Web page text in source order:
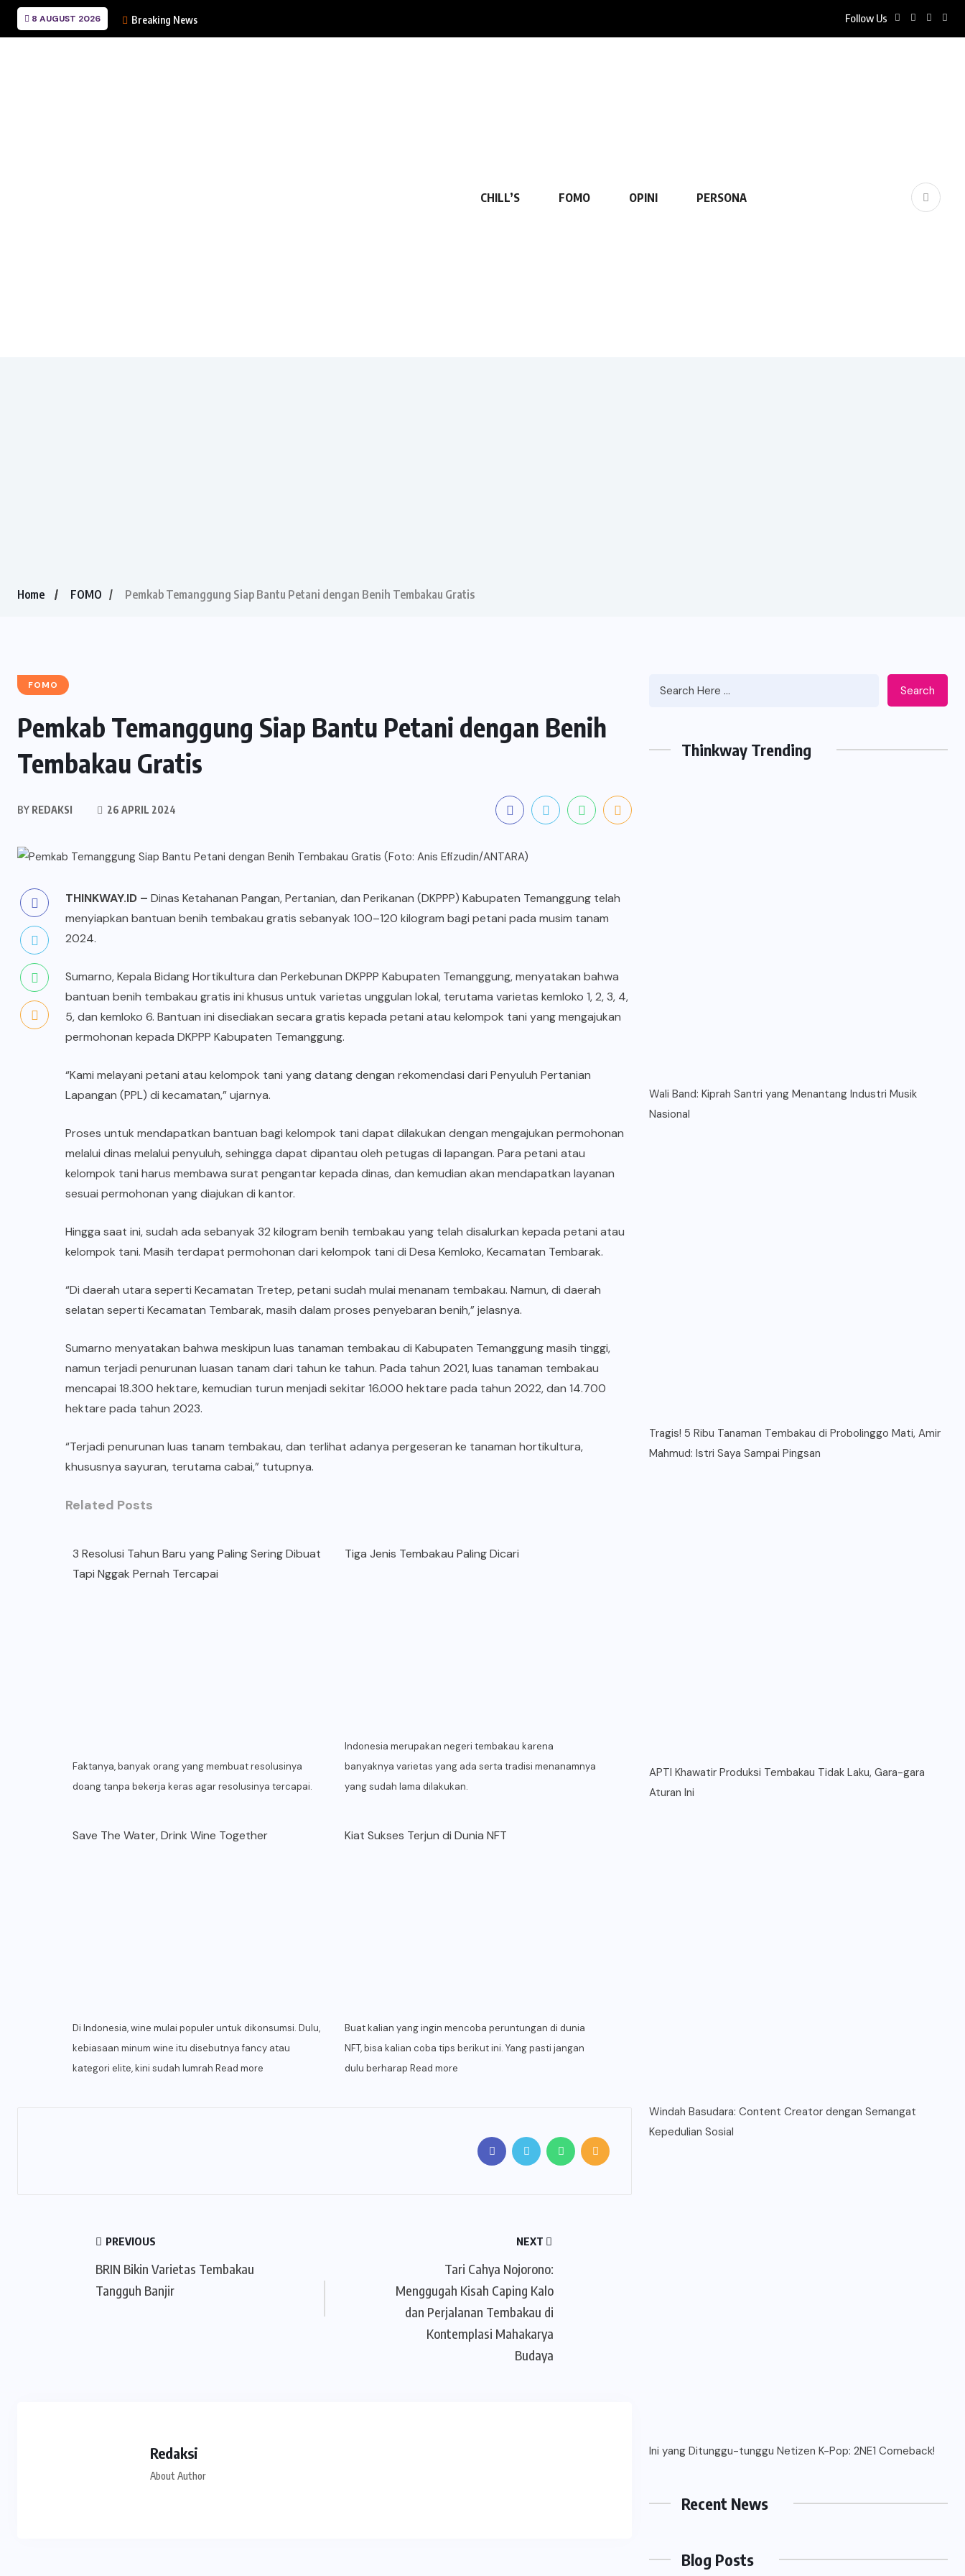
8 AUGUST 2026 Breaking News Follow Us
CHILL’S FOMO OPINI PERSONA
Home FOMO Pemkab Temanggung Siap Bantu Petani dengan Benih Tembakau Gratis
FOMO
Pemkab Temanggung Siap Bantu Petani dengan Benih
Tembakau Gratis
BY REDAKSI 26 APRIL 2024
THINKWAY.ID – Dinas Ketahanan Pangan, Pertanian, dan Perikanan (DKPPP) Kabupaten Temanggung telah
menyiapkan bantuan benih tembakau gratis sebanyak 100–120 kilogram bagi petani pada musim tanam
2024.
Sumarno, Kepala Bidang Hortikultura dan Perkebunan DKPPP Kabupaten Temanggung, menyatakan bahwa
bantuan benih tembakau gratis ini khusus untuk varietas unggulan lokal, terutama varietas kemloko 1, 2, 3, 4,
5, dan kemloko 6. Bantuan ini disediakan secara gratis kepada petani atau kelompok tani yang mengajukan
permohonan kepada DKPPP Kabupaten Temanggung.
“Kami melayani petani atau kelompok tani yang datang dengan rekomendasi dari Penyuluh Pertanian
Lapangan (PPL) di kecamatan,” ujarnya.
Proses untuk mendapatkan bantuan bagi kelompok tani dapat dilakukan dengan mengajukan permohonan
melalui dinas melalui penyuluh, sehingga dapat dipantau oleh petugas di lapangan. Para petani atau
kelompok tani harus membawa surat pengantar kepada dinas, dan kemudian akan mendapatkan layanan
sesuai permohonan yang diajukan di kantor.
Hingga saat ini, sudah ada sebanyak 32 kilogram benih tembakau yang telah disalurkan kepada petani atau
kelompok tani. Masih terdapat permohonan dari kelompok tani di Desa Kemloko, Kecamatan Tembarak.
“Di daerah utara seperti Kecamatan Tretep, petani sudah mulai menanam tembakau. Namun, di daerah
selatan seperti Kecamatan Tembarak, masih dalam proses penyebaran benih,” jelasnya.
Sumarno menyatakan bahwa meskipun luas tanaman tembakau di Kabupaten Temanggung masih tinggi,
namun terjadi penurunan luasan tanam dari tahun ke tahun. Pada tahun 2021, luas tanaman tembakau
mencapai 18.300 hektare, kemudian turun menjadi sekitar 16.000 hektare pada tahun 2022, dan 14.700
hektare pada tahun 2023.
“Terjadi penurunan luas tanam tembakau, dan terlihat adanya pergeseran ke tanaman hortikultura,
khususnya sayuran, terutama cabai,” tutupnya.
Related Posts
3 Resolusi Tahun Baru yang Paling Sering Dibuat
Tapi Nggak Pernah Tercapai
Faktanya, banyak orang yang membuat resolusinya
doang tanpa bekerja keras agar resolusinya tercapai.
Tiga Jenis Tembakau Paling Dicari
Indonesia merupakan negeri tembakau karena
banyaknya varietas yang ada serta tradisi menanamnya
yang sudah lama dilakukan.
Save The Water, Drink Wine Together
Di Indonesia, wine mulai populer untuk dikonsumsi. Dulu,
kebiasaan minum wine itu disebutnya fancy atau
kategori elite, kini sudah lumrah Read more
Kiat Sukses Terjun di Dunia NFT
Buat kalian yang ingin mencoba peruntungan di dunia
NFT, bisa kalian coba tips berikut ini. Yang pasti jangan
dulu berharapRead more
PREVIOUS
BRIN Bikin Varietas Tembakau
Tangguh Banjir
NEXT
Tari Cahya Nojorono:
Menggugah Kisah Caping Kalo
dan Perjalanan Tembakau di
Kontemplasi Mahakarya
Budaya
Redaksi
About Author
Search
Thinkway Trending
Wali Band: Kiprah Santri yang Menantang Industri Musik
Nasional
Tragis! 5 Ribu Tanaman Tembakau di Probolinggo Mati, Amir
Mahmud: Istri Saya Sampai Pingsan
APTI Khawatir Produksi Tembakau Tidak Laku, Gara-gara
Aturan Ini
Windah Basudara: Content Creator dengan Semangat
Kepedulian Sosial
Ini yang Ditunggu-tunggu Netizen K-Pop: 2NE1 Comeback!
Recent News
Blog Posts